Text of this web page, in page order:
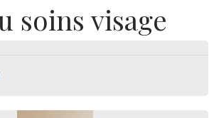
soins visage